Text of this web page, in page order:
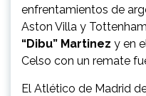
enfrentamientos de
Aston Villa y
“Dibu” Martinez y en
Celso con un remate
El Atlético de Madrid